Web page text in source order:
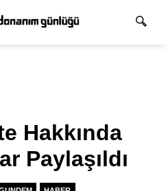
Hakkında
Paylaşıldı